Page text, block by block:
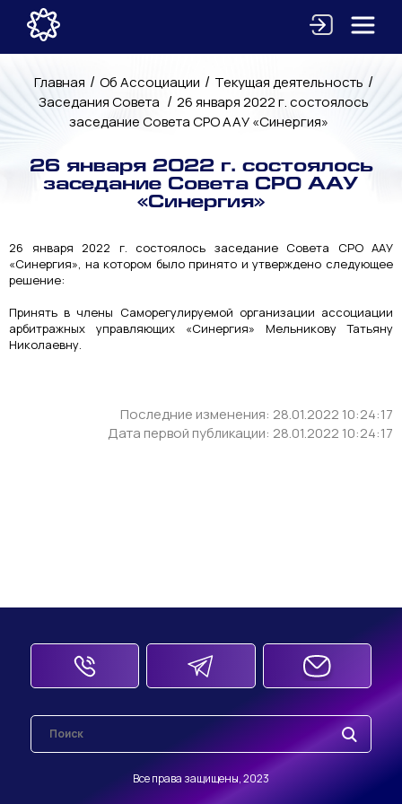
Главная / Об Ассоциации / Текущая деятельность /
Заседания Совета / 26 января 2022 г. состоялось
заседание Совета СРО ААУ «Синергия»
26 января 2022 г. состоялось
заседание Совета СРО ААУ
«Синергия»
26 января 2022 г. состоялось заседание Совета СРО ААУ
«Синергия», на котором было принято и утверждено следующее
решение:
Принять в члены Саморегулируемой организации ассоциации
арбитражных управляющих «Синергия» Мельникову Татьяну
Николаевну.
Последние изменения: 28.01.2022 10:24:17
Дата первой публикации: 28.01.2022 10:24:17
Все права защищены, 2023